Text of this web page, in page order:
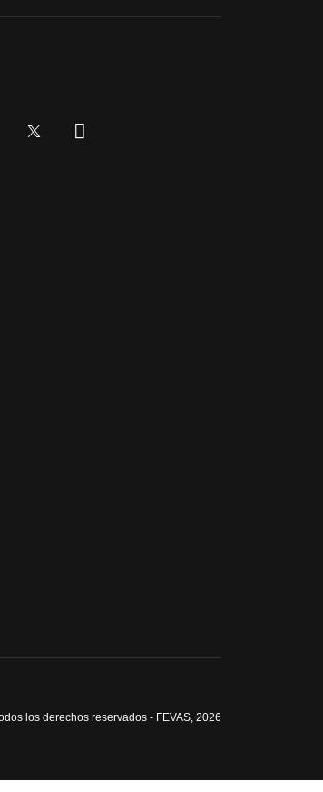
los derechos reservados - FEVAS, 2026